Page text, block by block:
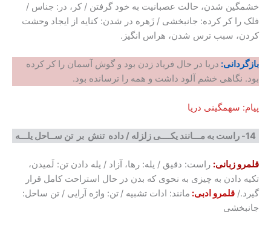
خشمگین شدن، حالت عصبانیت به خود گرفتن / کر، در: جناس /
فلک را کر کرده: جانبخشی / زَهره در شدن: کنایه از ایجاد وحشت
کردن، سبب ترس شدن، هراس انگیز.
بازگردانی: دریا در حال فریاد زدن بود و گوش آسمان را کر کرده
بود. نگاهی خشم آلود داشت و همه را ترسانده بود.
پیام: سهمگینی دریا
14- راست به مـــانند یکــــی زلزله /داده تنش بر تن ســاحل یلـــه
قلمرو زبانی: راست: دقیق / یله: رها، آزاد / یله دادن تن: لَمیدن،
تکیه دادن به چیزی به نحوی که بدن در حال استراحت کامل قرار
گیرد./ قلمرو ادبی: مانند: ادات تشبیه / تن: واژه آرایی / تن ساحل:
جانبخشی